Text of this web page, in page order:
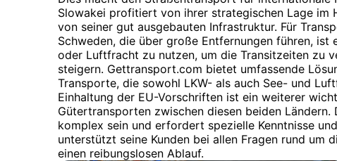
Slowakei profitiert von ihrer strategischen Lage im
von seiner gut ausgebauten Infrastruktur. Für
Schweden, die über große Entfernungen führen,
oder Luftfracht zu nutzen, um die Transitzeiten zu
steigern. Gettransport.com bietet umfassende
Transporte, die sowohl LKW- als auch See- und
Einhaltung der EU-Vorschriften ist ein weiterer
Gütertransporten zwischen diesen beiden
komplex sein und erfordert spezielle Kenntnisse
unterstützt seine Kunden bei allen Fragen rund um
einen reibungslosen Ablauf.